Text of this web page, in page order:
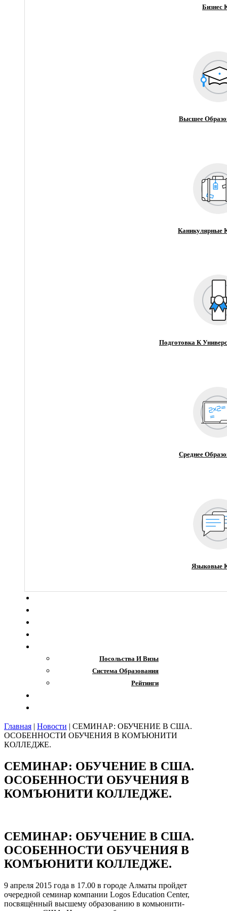
Бизнес
Высшее
Каникулярные
Подготовка К
Среднее
Языковые
Посольства И Визы
Система Образования
Рейтинги
Главная | Новости | СЕМИНАР: ОБУЧЕНИЕ В США.
ОСОБЕННОСТИ ОБУЧЕНИЯ В КОМЪЮНИТИ
КОЛЛЕДЖЕ.
СЕМИНАР: ОБУЧЕНИЕ В США.
ОСОБЕННОСТИ ОБУЧЕНИЯ В
КОМЪЮНИТИ КОЛЛЕДЖЕ.
СЕМИНАР: ОБУЧЕНИЕ В США.
ОСОБЕННОСТИ ОБУЧЕНИЯ В
КОМЪЮНИТИ КОЛЛЕДЖЕ.
9 апреля 2015 года в 17.00 в городе Алматы пройдет
очередной семинар компании Logos Education Center,
посвящённый высшему образованию в комьюнити-